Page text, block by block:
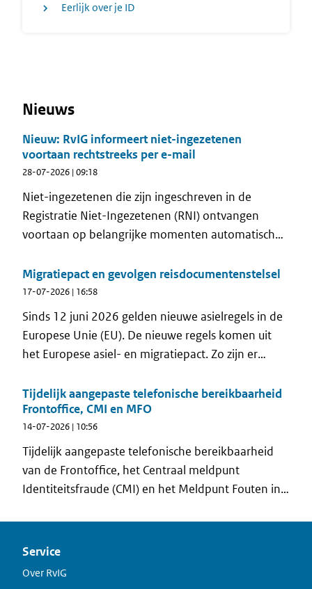
Eerlijk over je ID
Nieuws
Nieuw: RvIG informeert niet-ingezetenen
voortaan rechtstreeks per e-mail
28-07-2026 | 09:18
Niet-ingezetenen die zijn ingeschreven in de
Registratie Niet-Ingezetenen (RNI) ontvangen
voortaan op belangrijke momenten automatisch
Identiteitsgegevens (RvIG). Met deze nieuwe e-
mailservice komt RvIG voor het eerst rechtstreeks
in contact met niet-ingezetenen. Zo ontvangen zij
op het juiste moment informatie die past bij hun
situatie.
Migratiepact en gevolgen reisdocumentenstelsel
17-07-2026 | 16:58
Sinds 12 juni 2026 gelden nieuwe asielregels in de
Europese Unie (EU). De nieuwe regels komen uit
het Europese asiel- en migratiepact. Zo zijn er
asielprocedures en beperkingen voor asielzoekers
om door te reizen naar andere EU-landen om daar
asiel aan te vragen. In de Vreemdelingenwet 2000
worden met het Migratiepact drie nieuwe
verblijfstitels geïntroduceerd die die gevolgen
hebben voor het reisdocumentenstelsel .
Tijdelijk aangepaste telefonische bereikbaarheid
Frontoffice, CMI en MFO
14-07-2026 | 10:56
Tijdelijk aangepaste telefonische bereikbaarheid
van de Frontoffice, het Centraal meldpunt
Identiteitsfraude (CMI) en het Meldpunt Fouten in
Service
Over RvIG